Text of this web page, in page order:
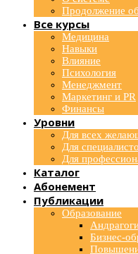
Продолжение
Все курсы
Медицина
Навыки
Влияние
Психология
Менеджмент
Маркетинг и PR
Финансы
Уровни
Для всех
Для
Для
Каталог
Абонемент
Публикации
Образование
Бизнес-